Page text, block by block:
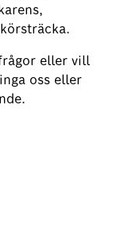
eller vill
oss eller